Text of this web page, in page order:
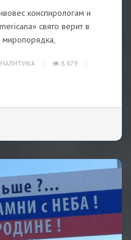
конспирологам и
свято верит в
миропорядка,
8 879